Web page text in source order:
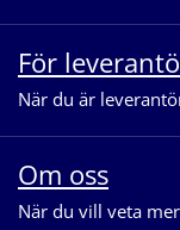
För
När du är
Om oss
När du vill veta